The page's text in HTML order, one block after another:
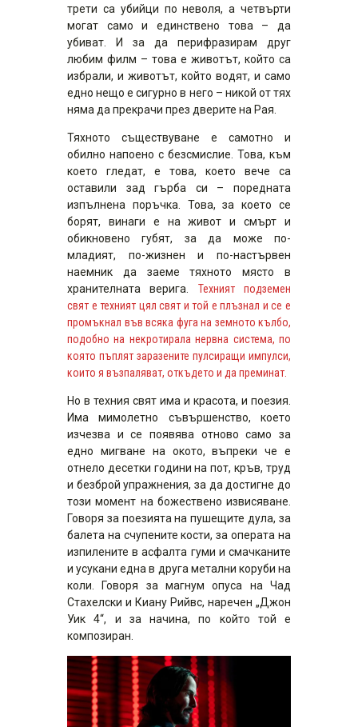
трети са убийци по неволя, а четвърти
могат само и единствено това – да
убиват. И за да перифразирам друг
любим филм – това е животът, който са
избрали, и животът, който водят, и само
едно нещо е сигурно в него – никой от тях
няма да прекрачи през дверите на Рая.
Тяхното съществуване е самотно и
обилно напоено с безсмислие. Това, към
което гледат, е това, което вече са
оставили зад гърба си – поредната
изпълнена поръчка. Това, за което се
борят, винаги е на живот и смърт и
обикновено губят, за да може по-
младият, по-жизнен и по-настървен
наемник да заеме тяхното място в
хранителната верига. Техният подземен
свят е техният цял свят и той е плъзнал и се е
промъкнал във всяка фуга на земното кълбо,
подобно на некротирала нервна система, по
която пъплят заразените пулсиращи импулси,
които я възпаляват, откъдето и да преминат.
Но в техния свят има и красота, и поезия.
Има мимолетно съвършенство, което
изчезва и се появява отново само за
едно мигване на окото, въпреки че е
отнело десетки години на пот, кръв, труд
и безброй упражнения, за да достигне до
този момент на божествено извисяване.
Говоря за поезията на пушещите дула, за
балета на счупените кости, за операта на
изпилените в асфалта гуми и смачканите
и усукани една в друга метални коруби на
коли. Говоря за магнум опуса на Чад
Стахелски и Киану Рийвс, наречен „Джон
Уик 4“, и за начина, по който той е
композиран.